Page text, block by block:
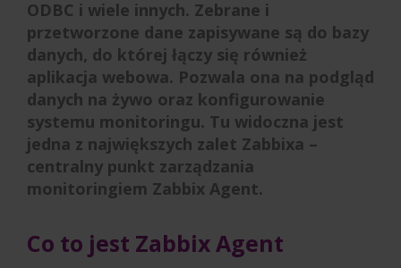
ODBC i wiele innych. Zebrane i
przetworzone dane zapisywane są do bazy
danych, do której łączy się również
aplikacja webowa. Pozwala ona na podgląd
danych na żywo oraz konfigurowanie
systemu monitoringu. Tu widoczna jest
jedna z największych zalet Zabbixa –
centralny punkt zarządzania
monitoringiem Zabbix Agent.
Co to jest Zabbix Agent